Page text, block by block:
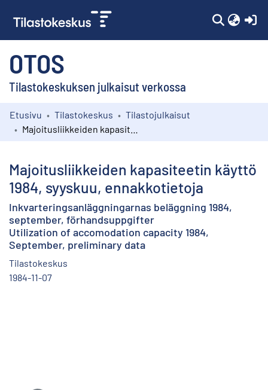
OTOS
Tilastokeskuksen julkaisut verkossa
Kokoelmat
Etusivu Tilastokeskus
Tilastojulkaisut
Majoitusliikkeiden kapasiteetin käyttö
1984, syyskuu, ennakkotietoja
Inkvarteringsanläggningarnas beläggning 1984,
september, förhandsuppgifter
Utilization of accomodation capacity 1984,
September, preliminary data
Tilastokeskus
1984-11-07